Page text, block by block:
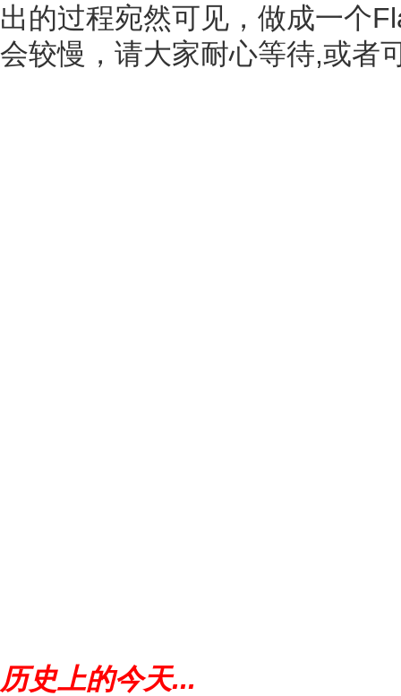
出的过程宛然可见，做成一个
会较慢，请大家耐心等待,或者
历史上的今天...